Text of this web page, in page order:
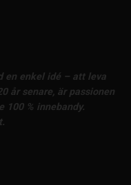
en enkel idé – att leva
år senare, är passionen
100 % innebandy.